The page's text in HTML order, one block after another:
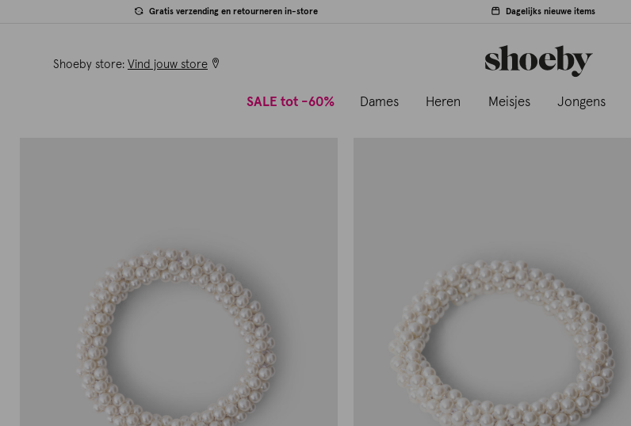
Gratis verzending en retourneren in-store Dagelijks nieuwe items
Shoeby store: Vind jouw store
SALE tot -60% Dames Heren Meisjes Jongens